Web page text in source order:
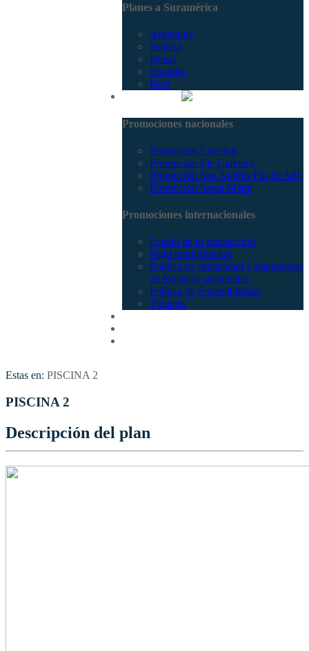
Planes a Suramérica
Argentina
Bolivia
Brasil
Ecuador
Perú
Promociones nacionales
Promocion Coveñas
Promoción Eje Cafetero
Promoción San Andrés Fin de Año
Promoción Santa Marta
Promociones internacionales
Estado de tu transacción
Pago confirmación
Política de privacidad y tratamiento
de los datos personales
Política de Sostenibilidad
Tiquetes
Estas en: PISCINA 2
PISCINA 2
Descripción del plan